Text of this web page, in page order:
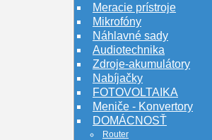
Meracie prístroje
Mikrofóny
Náhlavné sady
Audiotechnika
Zdroje-akumulátory
Nabíjačky
FOTOVOLTAIKA
Meniče - Konvertory
DOMÁCNOSŤ
Router